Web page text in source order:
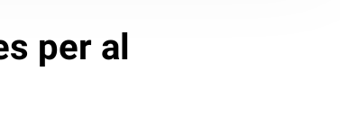
per al